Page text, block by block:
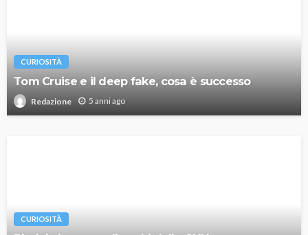
CURIOSITÀ
Tom Cruise e il deep fake, cosa è successo
Redazione 5 anni ago
CURIOSITÀ